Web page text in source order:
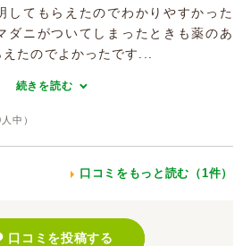
してもらえたのでわかりやすかった
ダニがついてしまったときも薬のあ
たのでよかったです...
続きを読む
人中）
口コミをもっと読む（1件）
口コミを投稿する